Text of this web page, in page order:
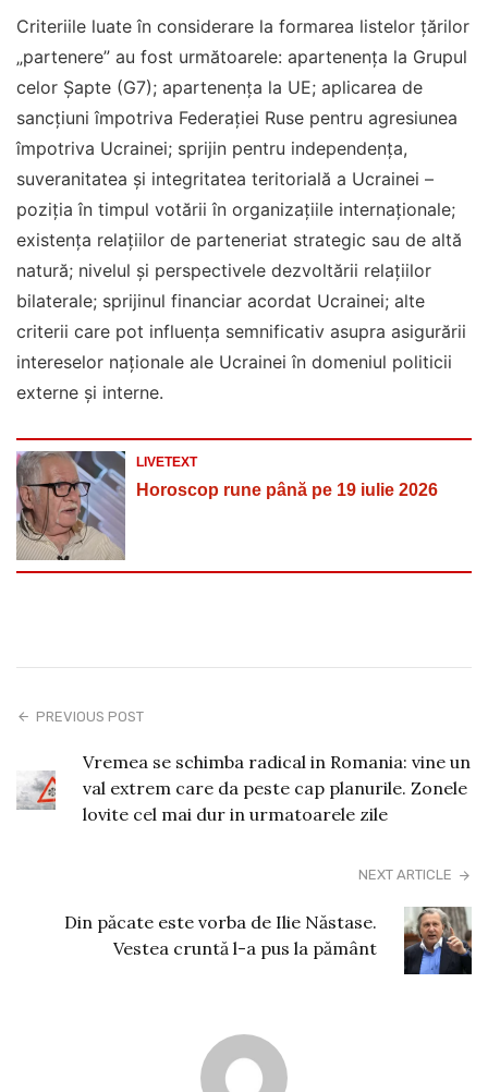
Criteriile luate în considerare la formarea listelor ţărilor
„partenere” au fost următoarele: apartenenţa la Grupul
celor Şapte (G7); apartenenţa la UE; aplicarea de
sancţiuni împotriva Federaţiei Ruse pentru agresiunea
împotriva Ucrainei; sprijin pentru independenţa,
suveranitatea şi integritatea teritorială a Ucrainei –
poziţia în timpul votării în organizaţiile internaţionale;
existenţa relaţiilor de parteneriat strategic sau de altă
natură; nivelul şi perspectivele dezvoltării relaţiilor
bilaterale; sprijinul financiar acordat Ucrainei; alte
criterii care pot influenţa semnificativ asupra asigurării
intereselor naţionale ale Ucrainei în domeniul politicii
externe şi interne.
LIVETEXT
Horoscop rune până pe 19 iulie 2026
PREVIOUS POST
Vremea se schimba radical in Romania: vine un
val extrem care da peste cap planurile. Zonele
lovite cel mai dur in urmatoarele zile
NEXT ARTICLE
Din păcate este vorba de Ilie Năstase.
Vestea cruntă l-a pus la pământ